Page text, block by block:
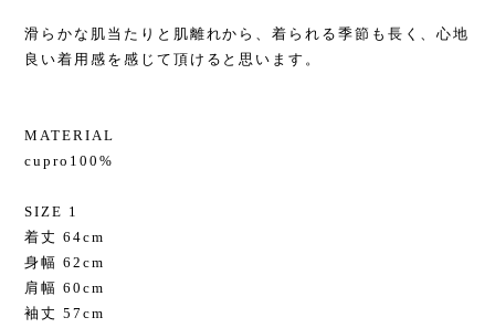
滑らかな肌当たりと肌離れから、着られる季節も長く、心地
良い着用感を感じて頂けると思います。
MATERIAL
cupro100%
SIZE 1
着丈 64cm
身幅 62cm
肩幅 60cm
袖丈 57cm